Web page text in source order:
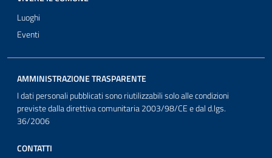
Luoghi
Eventi
AMMINISTRAZIONE TRASPARENTE
I dati personali pubblicati sono riutilizzabili solo alle condizioni
previste dalla direttiva comunitaria 2003/98/CE e dal d.lgs.
36/2006
CONTATTI